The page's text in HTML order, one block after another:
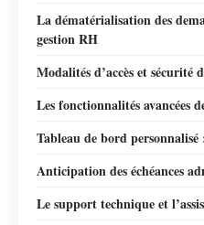
La dématérialisation des
gestion RH
Modalités d’accès et sécurité
Les fonctionnalités avancées
Tableau de bord
Anticipation des échéances
Le support technique et